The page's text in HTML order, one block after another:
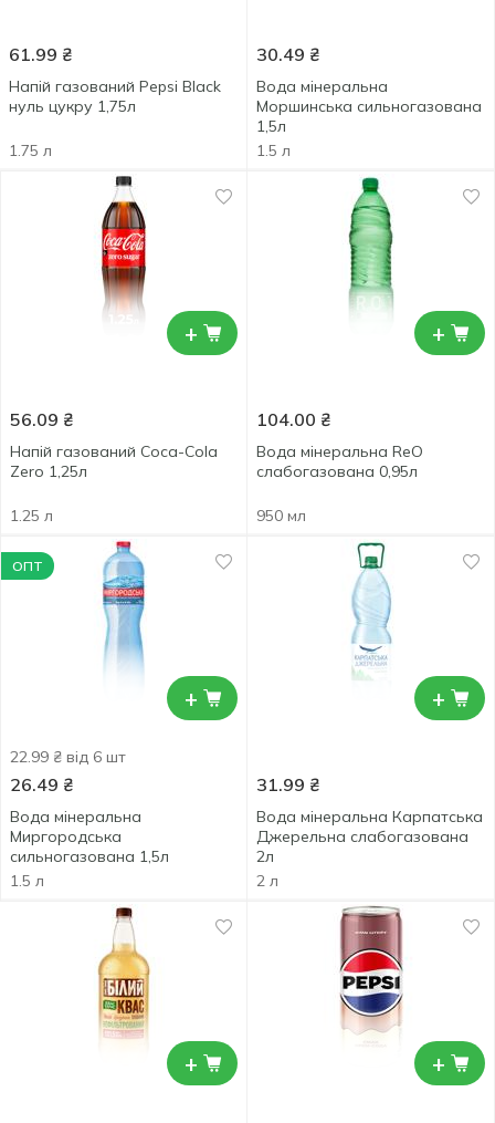
61.99 ₴
Напій газований Pepsi Black
нуль цукру 1,75л
1.75 л
30.49 ₴
Вода мінеральна
Моршинська сильногазована
1,5л
1.5 л
+
56.09 ₴
Напій газований Coca-Cola
Zero 1,25л
1.25 л
+
104.00 ₴
Вода мінеральна ReO
слабогазована 0,95л
950 мл
+
ОПТ
22.99 ₴ від 6 шт
26.49 ₴
Вода мінеральна
Миргородська
сильногазована 1,5л
1.5 л
+
31.99 ₴
Вода мінеральна Карпатська
Джерельна слабогазована
2л
2 л
+ +